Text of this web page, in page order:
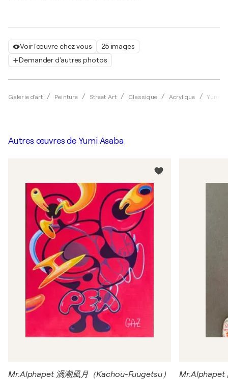
Voir l'œuvre chez vous
25 images
Demander d'autres photos
Galerie d'art Peinture Street Art Classique Acrylique Yumi
Autres œuvres de Yumi Asaba
Mr.Alphapet 渦潮風月（Kachou-Fuugetsu） Mr.Alphapet